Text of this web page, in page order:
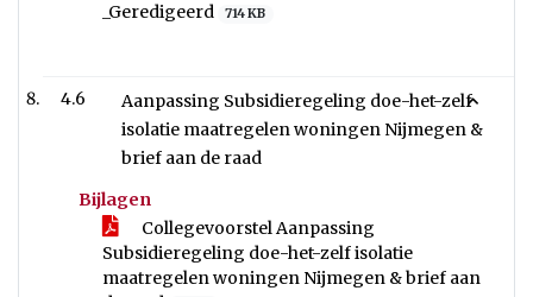
_Geredigeerd
714 KB
4.6
Aanpassing Subsidieregeling doe-het-zelf
isolatie maatregelen woningen Nijmegen &
brief aan de raad
Bijlagen
Collegevoorstel Aanpassing
Subsidieregeling doe-het-zelf isolatie
maatregelen woningen Nijmegen & brief aan